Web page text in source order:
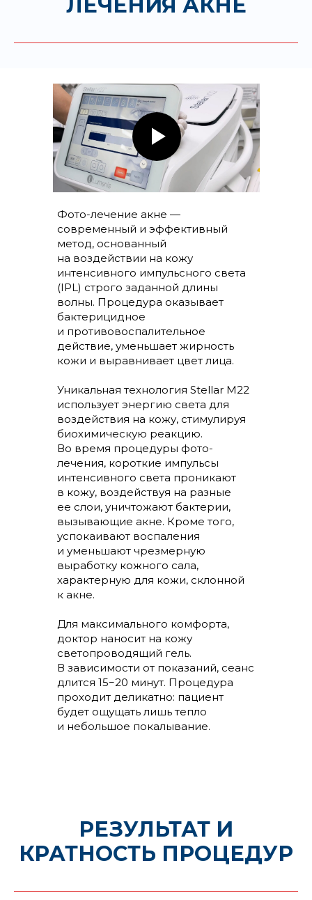
ЛЕЧЕНИЯ АКНЕ
Фото-лечение акне —
современный и эффективный
метод, основанный
на воздействии на кожу
интенсивного импульсного света
(IPL) строго заданной длины
волны. Процедура оказывает
бактерицидное
и противовоспалительное
действие, уменьшает жирность
кожи и выравнивает цвет лица.
Уникальная технология Stellar M22
использует энергию света для
воздействия на кожу, стимулируя
биохимическую реакцию.
Во время процедуры фото-
лечения, короткие импульсы
интенсивного света проникают
в кожу, воздействуя на разные
ее слои, уничтожают бактерии,
вызывающие акне. Кроме того,
успокаивают воспаления
и уменьшают чрезмерную
выработку кожного сала,
характерную для кожи, склонной
к акне.
Для максимального комфорта,
доктор наносит на кожу
светопроводящий гель.
В зависимости от показаний, сеанс
длится 15−20 минут. Процедура
проходит деликатно: пациент
будет ощущать лишь тепло
и небольшое покалывание.
РЕЗУЛЬТАТ И
КРАТНОСТЬ ПРОЦЕДУР